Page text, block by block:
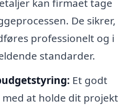
kan firmaet tage
De sikrer,
professionelt og i
standarder.
Et godt
at holde dit projekt